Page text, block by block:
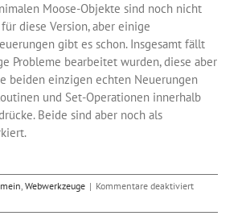
Moose-Objekte sind noch nicht
diese Version, aber einige
gibt es schon. Insgesamt fällt
Probleme bearbeitet wurden, diese aber
beiden einzigen echten Neuerungen
und Set-Operationen innerhalb
Beide sind aber noch als
, Webwerkzeuge | Kommentare deaktiviertfür
Version